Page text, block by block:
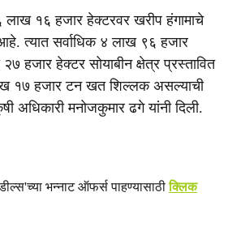
लाख १६ हजार हेक्टरवर खरीप हंगामाचे
त्यात सर्वाधिक ४ लाख ९६ हजार
हजार हेक्टर सोयाबीन क्षेत्र प्रस्तावित
१७ हजार टन खत शिल्लक असल्याची
अधिकारी मनोजकुमार ढगे यांनी दिली.
भन्नाट ऑफर्स पाहण्यासाठीक्लिक